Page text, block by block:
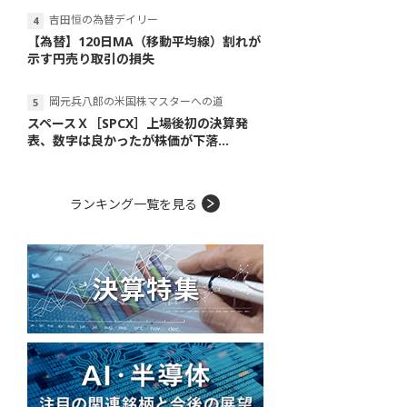
吉田恒の為替デイリー
【為替】120日MA（移動平均線）割れが
示す円売り取引の損失
岡元兵八郎の米国株マスターへの道
スペースＸ［SPCX］上場後初の決算発
表、数字は良かったが株価が下落...
ランキング一覧を見る